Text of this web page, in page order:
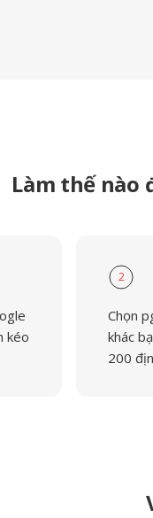
Làm thế nào
kéo
2
Chọn
khác
200